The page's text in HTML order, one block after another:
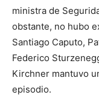
ministra de
obstante, no hubo
Santiago Caputo,
Federico
Kirchner mantuvo
episodio.